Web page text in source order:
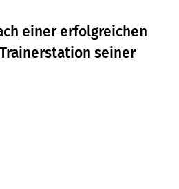
einer erfolgreichen
seiner